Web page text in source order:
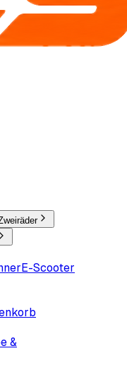
E-Scooter
&